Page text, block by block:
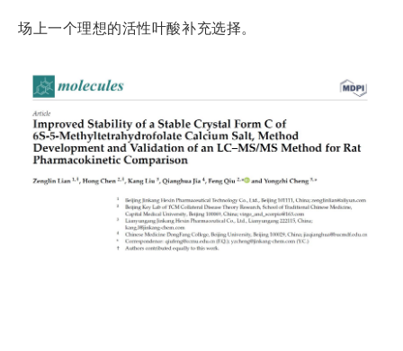
场上一个理想的活性叶酸补充选择。